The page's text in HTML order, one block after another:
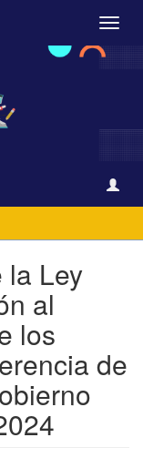
la Ley
al
los
de